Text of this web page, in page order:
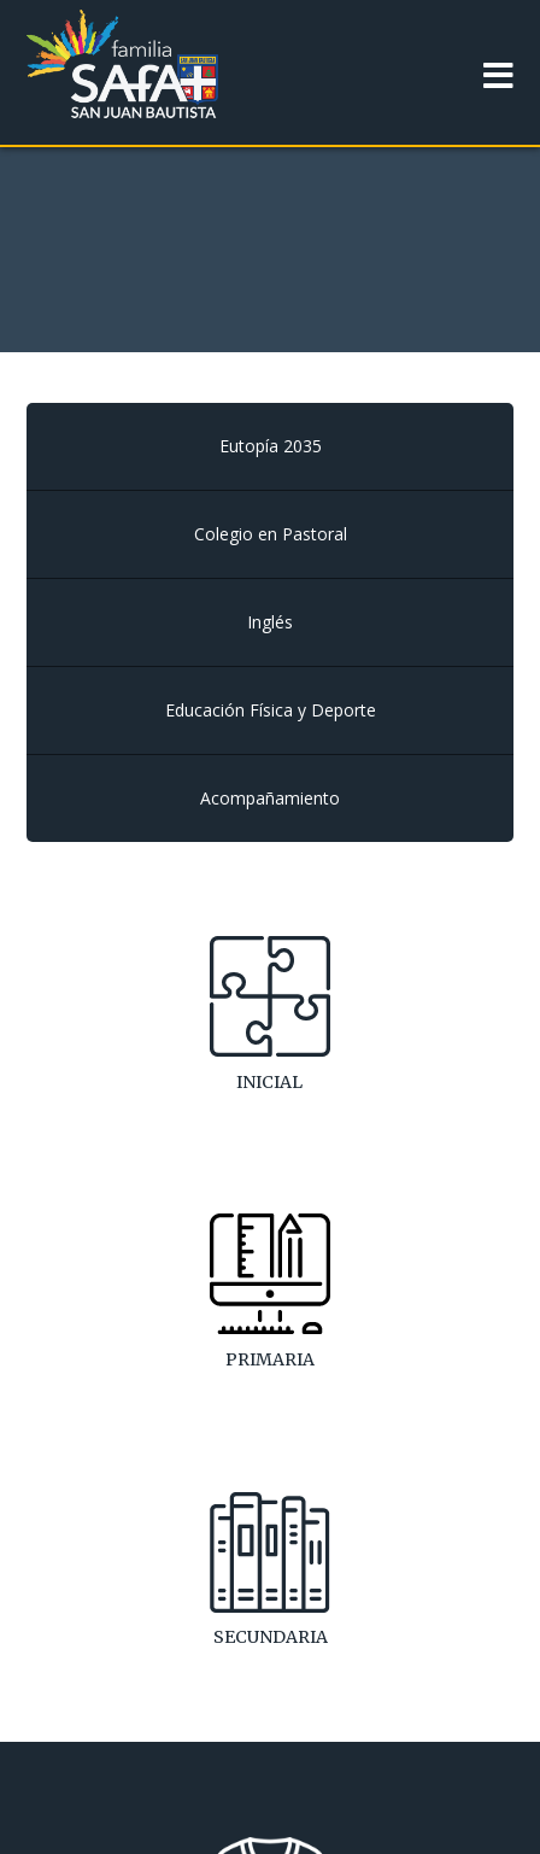
Eutopía 2035
Colegio en Pastoral
Inglés
Educación Física y Deporte
Acompañamiento
INICIAL
PRIMARIA
SECUNDARIA